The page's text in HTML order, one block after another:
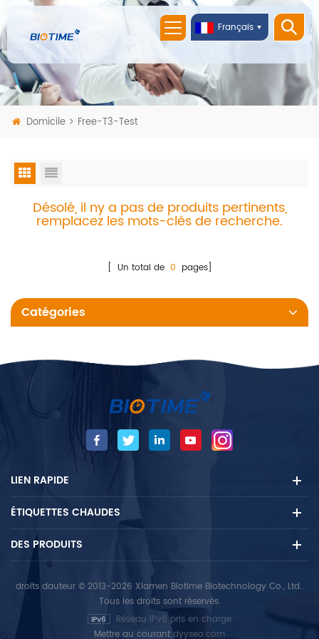
Français
Domicile Free-T3-Test
Désolé, il ny a pas de produits pertinents,
remplacez les mots-clés de recherche.
[ Un total de 0 pages]
Catégories
LIEN RAPIDE
ÉTIQUETTES CHAUDES
DES PRODUITS
droits dauteur © 2013-2026 Xiamen Biotime Biotechnology Co., Ltd..
Tous les droits sont réservés.
Réseau IPv6 pris en charge
Mettre au courant:dyyseo.com